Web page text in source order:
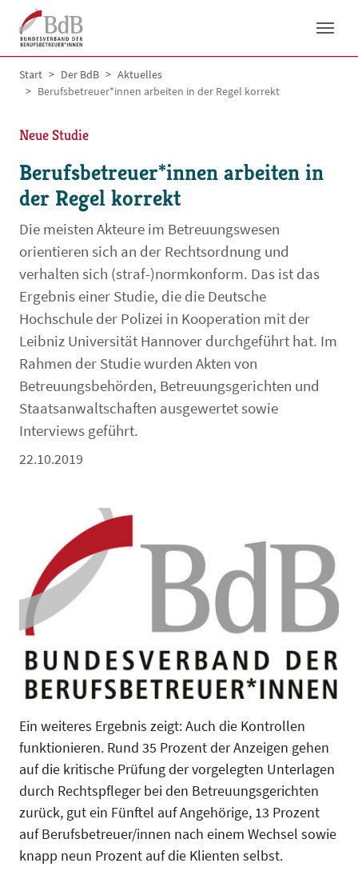
Skip to main navigation
Skip to main content
Skip to page footer
You are here:
Start Der BdB
Aktuelles
Berufsbetreuer*innen arbeiten in der Regel korrekt
Neue Studie
Berufsbetreuer*innen arbeiten in
der Regel korrekt
Die meisten Akteure im Betreuungswesen
orientieren sich an der Rechtsordnung und
verhalten sich (straf-)normkonform. Das ist das
Ergebnis einer Studie, die die Deutsche
Hochschule der Polizei in Kooperation mit der
Leibniz Universität Hannover durchgeführt hat. Im
Rahmen der Studie wurden Akten von
Betreuungsbehörden, Betreuungsgerichten und
Staatsanwaltschaften ausgewertet sowie
Interviews geführt.
22.10.2019
Ein weiteres Ergebnis zeigt: Auch die Kontrollen
funktionieren. Rund 35 Prozent der Anzeigen gehen
auf die kritische Prüfung der vorgelegten Unterlagen
durch Rechtspfleger bei den Betreuungsgerichten
zurück, gut ein Fünftel auf Angehörige, 13 Prozent
auf Berufsbetreuer/innen nach einem Wechsel sowie
knapp neun Prozent auf die Klienten selbst.